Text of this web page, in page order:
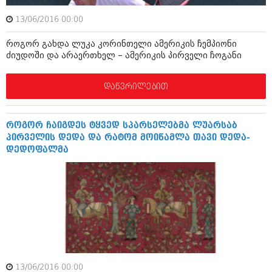
შოუბიზნესი
დაიჯესტი
ქალი და მამაკაცი
ისტორია
სხვადასხვა
ანონსი
აგვისტო 2018 (162)
ივლისი 2018 (223)
ივნისი 2018 (244)
მაისი 2018 (211)
აპრილი 2018 (194)
მარტი 2018 (256)
თებერვალი 2018 (208)
ისტორია
სხვადასხვა
ნოემბერი 2020 (103)
ოქტომბერი 2020 (209)
სექტემბერი 2020 (204)
ივლისი 2020 (204)
ივნისი 2020 (249)
არქივის ზომის ნახვა
13/06/2016 00:00
როგორ გახდა ლუკა კორინთელი ამერიკის ჩემპიონი
ძიუდოში და არაერთხელ – ამერიკის პირველი ჩოგანი
დაწვრილებით
როგორ ჩაიგდეს ტყვედ სპარსელებმა ლუარსაბ
პირველის დედა და რატომ მოიწამლა თავი დედა-
დედოფალმა
13/06/2016 00:00